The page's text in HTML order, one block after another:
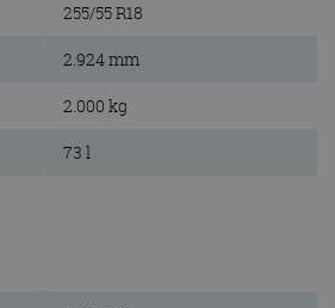
255/55 R18
2.924 mm
2.000 kg
73 l